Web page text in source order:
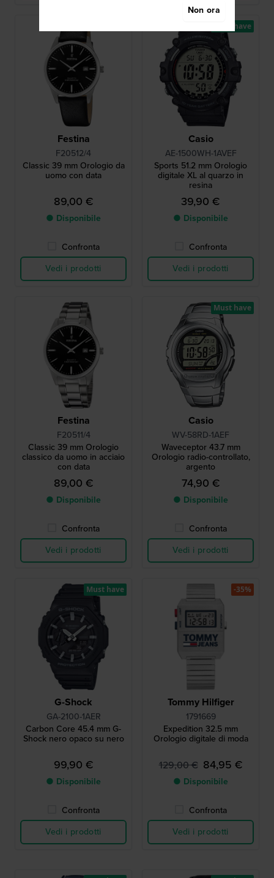
Festina
F20512/4
Classic 39 mm Orologio da
uomo con data
89,00 €
● Disponibile
Confronta
Vedi i prodotti
Casio
AE-1500WH-1AVEF
Sports 51.2 mm Orologio
digitale XL al quarzo in
resina
39,90 €
● Disponibile
Confronta
Vedi i prodotti
Must have
Festina
F20511/4
Classic 39 mm Orologio
classico da uomo in acciaio
con data
89,00 €
● Disponibile
Confronta
Vedi i prodotti
Casio
WV-58RD-1AEF
Waveceptor 43.7 mm
Orologio radio-controllato,
argento
74,90 €
● Disponibile
Confronta
Vedi i prodotti
Must have
G-Shock
GA-2100-1AER
Carbon Core 45.4 mm G-
Shock nero opaco su nero
99,90 €
● Disponibile
Confronta
Vedi i prodotti
Must have
Tommy Hilfiger
1791669
Expedition 32.5 mm
Orologio digitale di moda
129,00 € 84,95 €
● Disponibile
Confronta
Vedi i prodotti
-35%
Non ora